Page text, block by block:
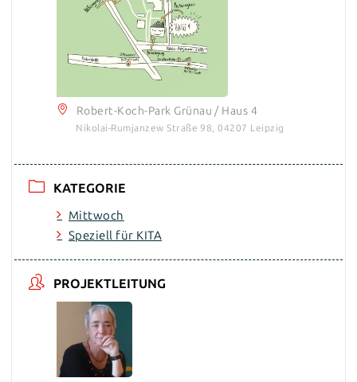
Robert-Koch-Park Grünau / Haus 4
Nikolai-Rumjanzew Straße 98, 04207 Leipzig
KATEGORIE
Mittwoch
Speziell für KITA
PROJEKTLEITUNG